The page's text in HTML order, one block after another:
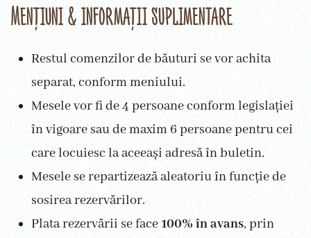
Mențiuni & informații suplimentare
Restul comenzilor de băuturi se vor achita
separat, conform meniului.
Mesele vor fi de 4 persoane conform legislației
în vigoare sau de maxim 6 persoane pentru cei
care locuiesc la aceeași adresă în buletin.
Mesele se repartizează aleatoriu în funcție de
sosirea rezervărilor.
Plata rezervării se face100% în avans, prin